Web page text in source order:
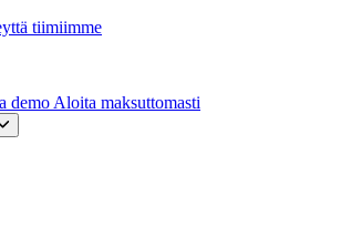
tiimiimme
demo Aloita maksuttomasti